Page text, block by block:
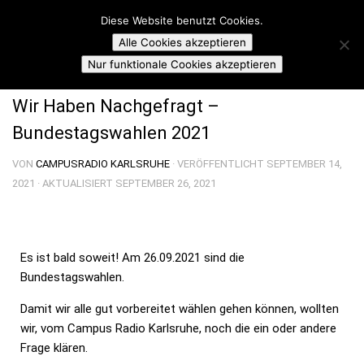
Skip to content
Campusradio Karlsruhe
CAMPUSRADIO NEWS
Wir Haben Nachgefragt –
Bundestagswahlen 2021
VON CAMPUSRADIO KARLSRUHE · VERÖFFENTLICHT SEPTEMBER 14,
2021 · AKTUALISIERT SEPTEMBER 26, 2021
Es ist bald soweit! Am 26.09.2021 sind die
Bundestagswahlen.
Damit wir alle gut vorbereitet wählen gehen können, wollten
wir, vom Campus Radio Karlsruhe, noch die ein oder andere
Frage klären.
Diese Website benutzt Cookies.
Alle Cookies akzeptieren
Nur funktionale Cookies akzeptieren